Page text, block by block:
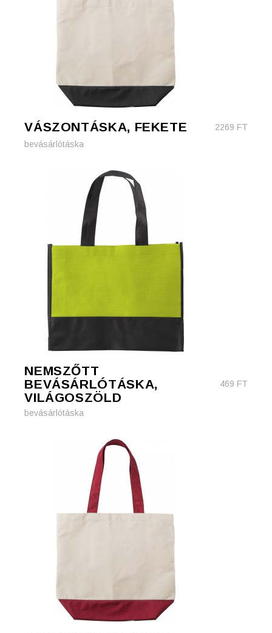
VÁSZONTÁSKA, FEKETE 2269 FT
bevásárlótáska
NEMSZŐTT
BEVÁSÁRLÓTÁSKA,
VILÁGOSZÖLD
469 FT
bevásárlótáska